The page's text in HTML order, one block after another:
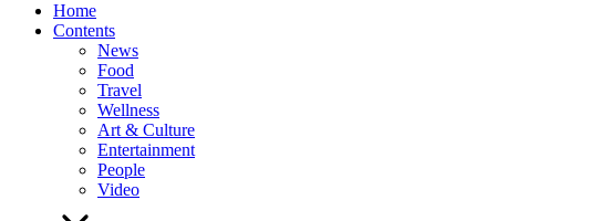
Home
Contents
News
Food
Travel
Wellness
Art & Culture
Entertainment
People
Video